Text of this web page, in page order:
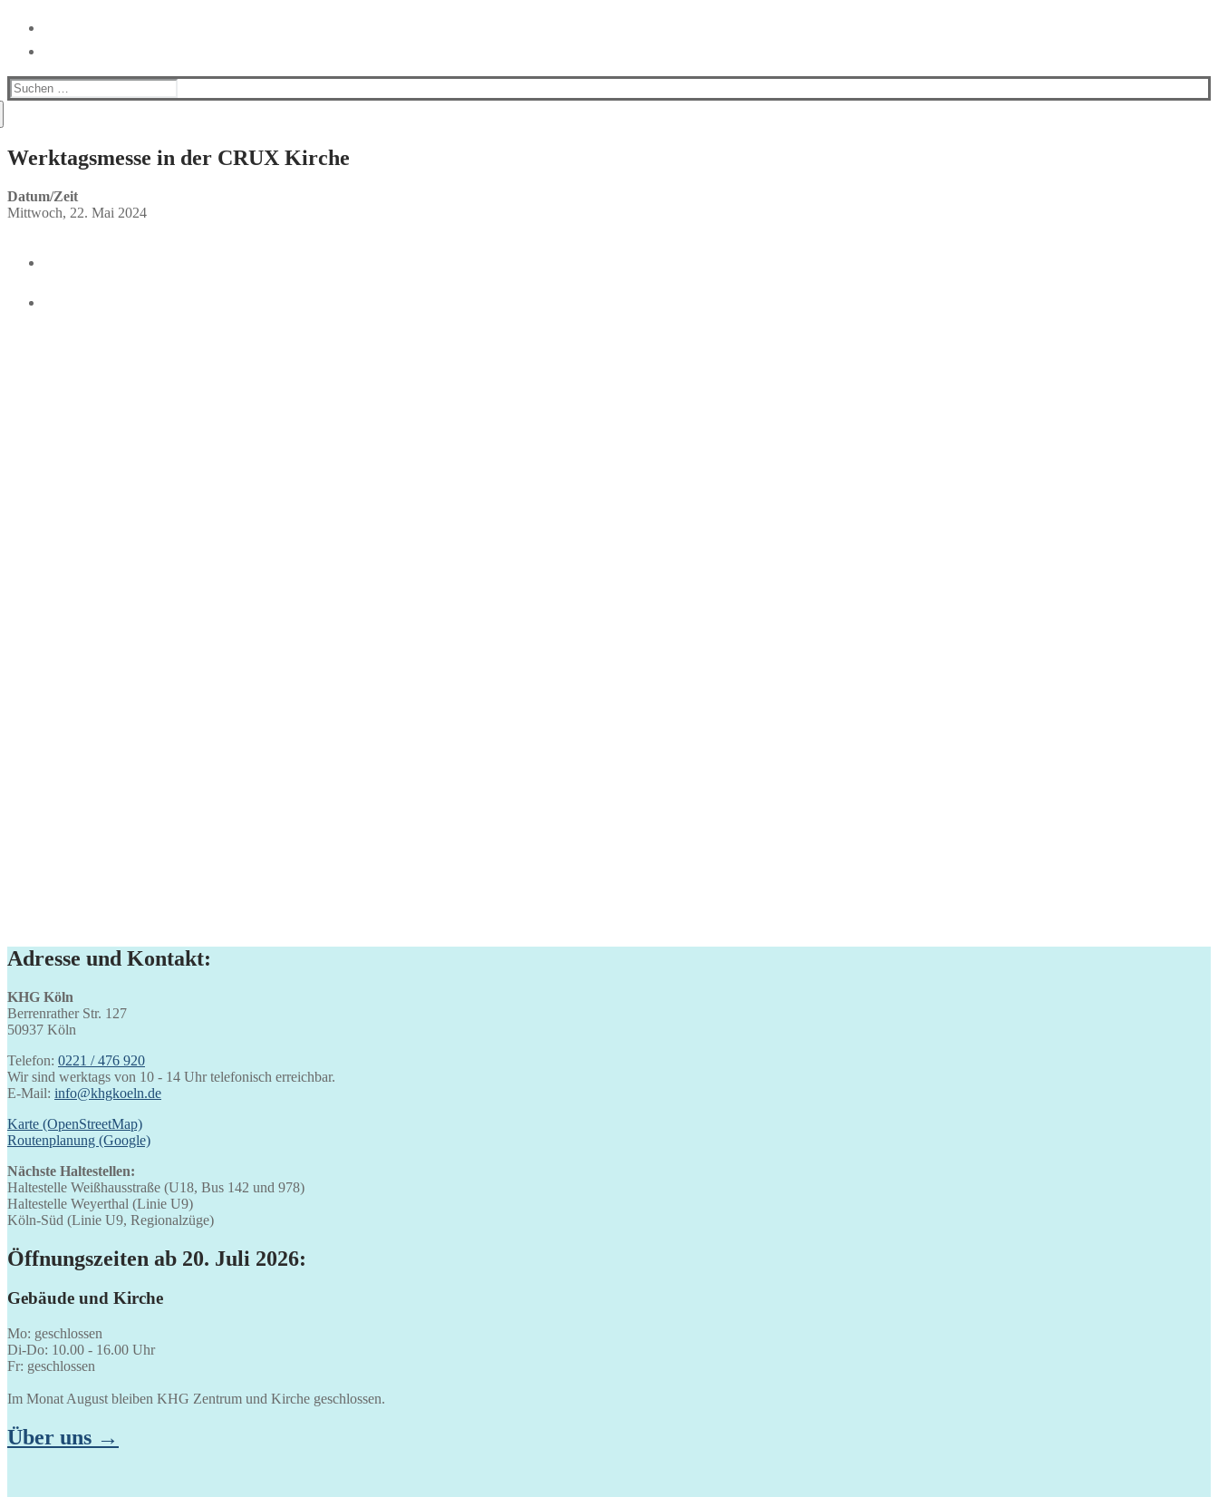
Suchen
nach:
Werktagsmesse in der CRUX Kirche
Datum/Zeit
Mittwoch, 22. Mai 2024
Adresse und Kontakt:
KHG Köln
Berrenrather Str. 127
50937 Köln
Telefon: 0221 / 476 920
Wir sind werktags von 10 - 14 Uhr telefonisch erreichbar.
E-Mail: info@khgkoeln.de
Karte (OpenStreetMap)
Routenplanung (Google)
Nächste Haltestellen:
Haltestelle Weißhausstraße (U18, Bus 142 und 978)
Haltestelle Weyerthal (Linie U9)
Köln-Süd (Linie U9, Regionalzüge)
Öffnungszeiten ab 20. Juli 2026:
Gebäude und Kirche
Mo: geschlossen
Di-Do: 10.00 - 16.00 Uhr
Fr: geschlossen
Im Monat August bleiben KHG Zentrum und Kirche geschlossen.
Über uns →